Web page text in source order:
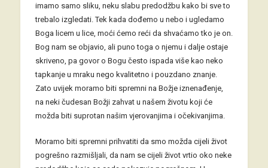
imamo samo sliku, neku slabu predodžbu kako bi sve to
trebalo izgledati. Tek kada dođemo u nebo i ugledamo
Boga licem u lice, moći ćemo reći da shvaćamo tko je on.
Bog nam se objavio, ali puno toga o njemu i dalje ostaje
skriveno, pa govor o Bogu često ispada više kao neko
tapkanje u mraku nego kvalitetno i pouzdano znanje.
Zato uvijek moramo biti spremni na Božje iznenađenje,
na neki čudesan Božji zahvat u našem životu koji će
možda biti suprotan našim vjerovanjima i očekivanjima.
Moramo biti spremni prihvatiti da smo možda cijeli život
pogrešno razmišljali, da nam se cijeli život vrtio oko neke